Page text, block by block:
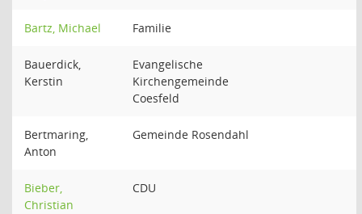
Bartz, Michael Familie
Bauerdick,
Kerstin
Evangelische
Kirchengemeinde
Coesfeld
Bertmaring,
Anton
Gemeinde Rosendahl
Bieber,
Christian
CDU